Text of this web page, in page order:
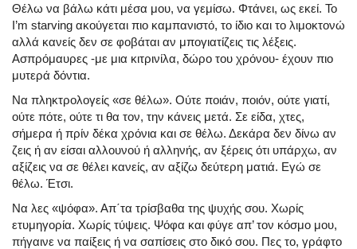
Θέλω να βάλω κάτι μέσα μου, να γεμίσω. Φτάνει, ως εκεί. Το
I’m starving ακούγεται πιο καμπανιστό, το ίδιο και το λιμοκτονώ
αλλά κανείς δεν σε φοβάται αν μπογιατίζεις τις λέξεις.
Ασπρόμαυρες -με μια κιτρινίλα, δώρο του χρόνου- έχουν πιο
μυτερά δόντια.
Να πληκτρολογείς «σε θέλω». Ούτε ποιάν, ποιόν, ούτε γιατί,
ούτε πότε, ούτε τι θα τον, την κάνεις μετά. Σε είδα, χτες,
σήμερα ή πρίν δέκα χρόνια και σε θέλω. Δεκάρα δεν δίνω αν
ζεις ή αν είσαι αλλουνού ή αλληνής, αν ξέρεις ότι υπάρχω, αν
αξίζεις να σε θέλει κανείς, αν αξίζω δεύτερη ματιά. Εγώ σε
θέλω. Έτσι.
Να λες «ψόφα». Απ΄τα τρίσβαθα της ψυχής σου. Χωρίς
ετυμηγορία. Χωρίς τύψεις. Ψόφα και φύγε απ’ τον κόσμο μου,
πήγαινε να παίξεις ή να σαπίσεις στο δικό σου. Πες το, γράφτο